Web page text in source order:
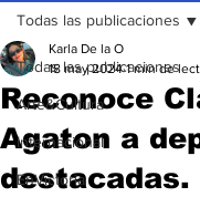
Todas las publicaciones
Arte&Cultura
Internacional
EnVictoria
Todas las publicaciones
Reconoce
Agaton a
destacadas.
Karla De la O
18 may 2024 1 min de